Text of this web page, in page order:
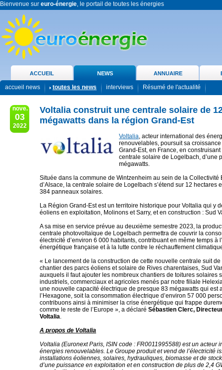
Bienvenue sur euro-énergie, le portail de toutes les énergies
ACCUEIL NEWS ANNUAIRE
accueil news toutes les news interviews Résumé de l'actualité
nove.
03
2022
Voltalia construit une centrale solaire de
mégawatts dans la région Grand-Est
Voltalia, acteur international des
renouvelables, poursuit sa
Grand-Est, en France, en
centrale solaire de Logelbach, d’une
mégawatts.
Située dans la commune de Wintzenheim au sein de la Collectivité
d’Alsace, la centrale solaire de Logelbach s’étend sur 12 hectares
384 panneaux solaires.
La Région Grand-Est est un territoire historique pour Voltalia qui y
éoliens en exploitation, Molinons et Sarry, et en construction : Sud
A sa mise en service prévue au deuxième semestre 2023, la
centrale photovoltaïque de Logelbach permettra de couvrir la
électricité d’environ 6 000 habitants, contribuant en même temps à
énergétique française et à la lutte contre le réchauffement
« Le lancement de la construction de cette nouvelle centrale suit
chantier des parcs éoliens et solaire de Rives charentaises, Sud
auxquels il faut ajouter les nombreux chantiers de toitures solaires
industriels, commerciaux et agricoles menés par notre filiale
une nouvelle capacité électrique de presque 83 mégawatts qui est
l’Hexagone, soit la consommation électrique d’environ 57 000
contribuons ainsi à minimiser la crise énergétique qui frappe
comme le reste de l’Europe », a déclaré Sébastien Clerc,
Voltalia.
A propos de Voltalia
Voltalia (Euronext Paris, ISIN code : FR0011995588) est un acteur
énergies renouvelables. Le Groupe produit et vend de l’électricité
installations éoliennes, solaires, hydrauliques, biomasse et de
d’une puissance en exploitation et en construction de plus de 2,4